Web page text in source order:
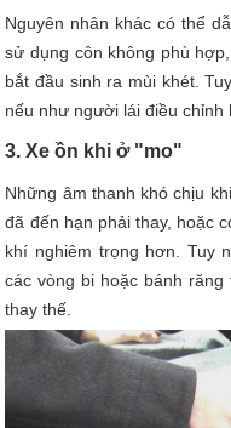
Nguyên nhân khác có thể
sử dụng côn không phù
bắt đầu sinh ra mùi khét.
nếu như người lái điều chỉnh
3. Xe ồn khi ở "mo"
Những âm thanh khó chịu
đã đến hạn phải thay, hoặc
khí nghiêm trọng hơn. Tuy
các vòng bi hoặc bánh
thay thế.